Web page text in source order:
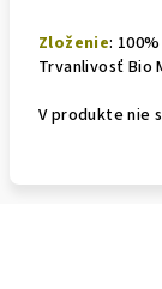
Zloženie:
Trvanlivosť Bio
V produkte nie